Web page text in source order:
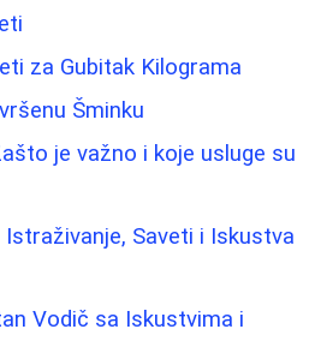
za Gubitak Kilograma
Šminku
je važno i koje usluge su
Saveti i Iskustva
Vodič sa Iskustvima i